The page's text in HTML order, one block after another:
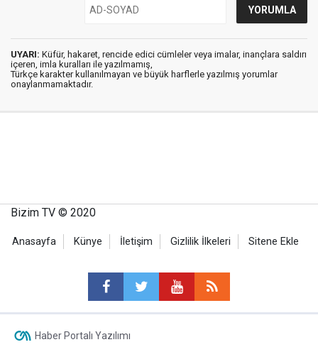
UYARI: Küfür, hakaret, rencide edici cümleler veya imalar, inançlara saldırı
içeren, imla kuralları ile yazılmamış,
Türkçe karakter kullanılmayan ve büyük harflerle yazılmış yorumlar
onaylanmamaktadır.
Bizim TV © 2020
Anasayfa Künye İletişim Gizlilik İlkeleri Sitene Ekle
Haber Portalı Yazılımı